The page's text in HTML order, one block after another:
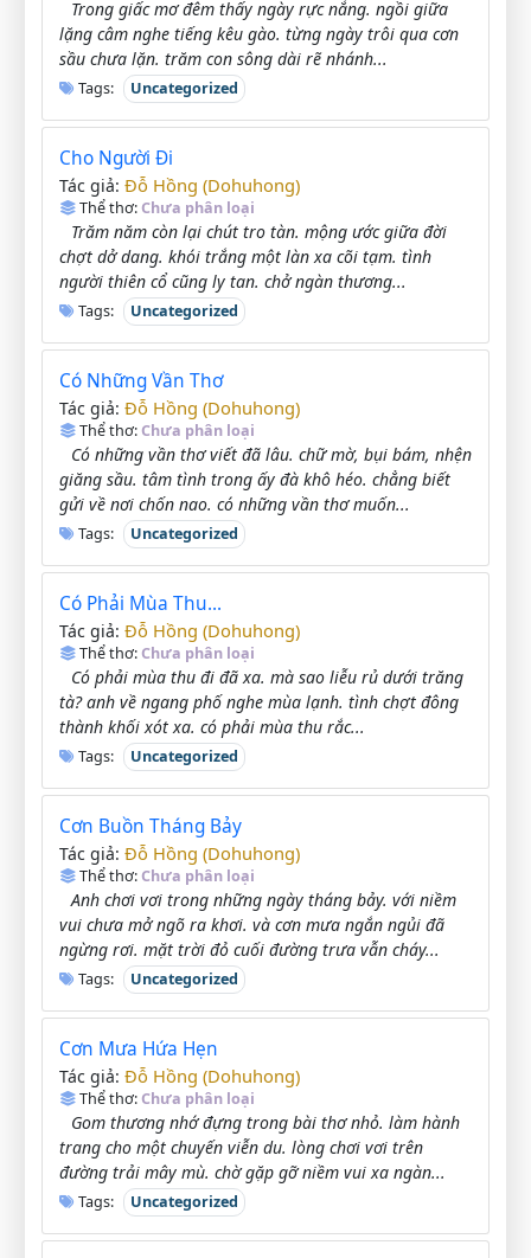
Trong giấc mơ đêm thấy ngày rực nắng. ngồi giữa
lặng câm nghe tiếng kêu gào. từng ngày trôi qua cơn
sầu chưa lặn. trăm con sông dài rẽ nhánh...
Tags: Uncategorized
Cho Người Đi
Tác giả: Đỗ Hồng (Dohuhong)
Thể thơ:Chưa phân loại
Trăm năm còn lại chút tro tàn. mộng ước giữa đời
chợt dở dang. khói trắng một làn xa cõi tạm. tình
người thiên cổ cũng ly tan. chở ngàn thương...
Tags: Uncategorized
Có Những Vần Thơ
Tác giả: Đỗ Hồng (Dohuhong)
Thể thơ:Chưa phân loại
Có những vần thơ viết đã lâu. chữ mờ, bụi bám, nhện
giăng sầu. tâm tình trong ấy đà khô héo. chẳng biết
gửi về nơi chốn nao. có những vần thơ muốn...
Tags: Uncategorized
Có Phải Mùa Thu...
Tác giả: Đỗ Hồng (Dohuhong)
Thể thơ:Chưa phân loại
Có phải mùa thu đi đã xa. mà sao liễu rủ dưới trăng
tà? anh về ngang phố nghe mùa lạnh. tình chợt đông
thành khối xót xa. có phải mùa thu rắc...
Tags: Uncategorized
Cơn Buồn Tháng Bảy
Tác giả: Đỗ Hồng (Dohuhong)
Thể thơ:Chưa phân loại
Anh chơi vơi trong những ngày tháng bảy. với niềm
vui chưa mở ngõ ra khơi. và cơn mưa ngắn ngủi đã
ngừng rơi. mặt trời đỏ cuối đường trưa vẫn cháy...
Tags: Uncategorized
Cơn Mưa Hứa Hẹn
Tác giả: Đỗ Hồng (Dohuhong)
Thể thơ:Chưa phân loại
Gom thương nhớ đựng trong bài thơ nhỏ. làm hành
trang cho một chuyến viễn du. lòng chơi vơi trên
đường trải mây mù. chờ gặp gỡ niềm vui xa ngàn...
Tags: Uncategorized